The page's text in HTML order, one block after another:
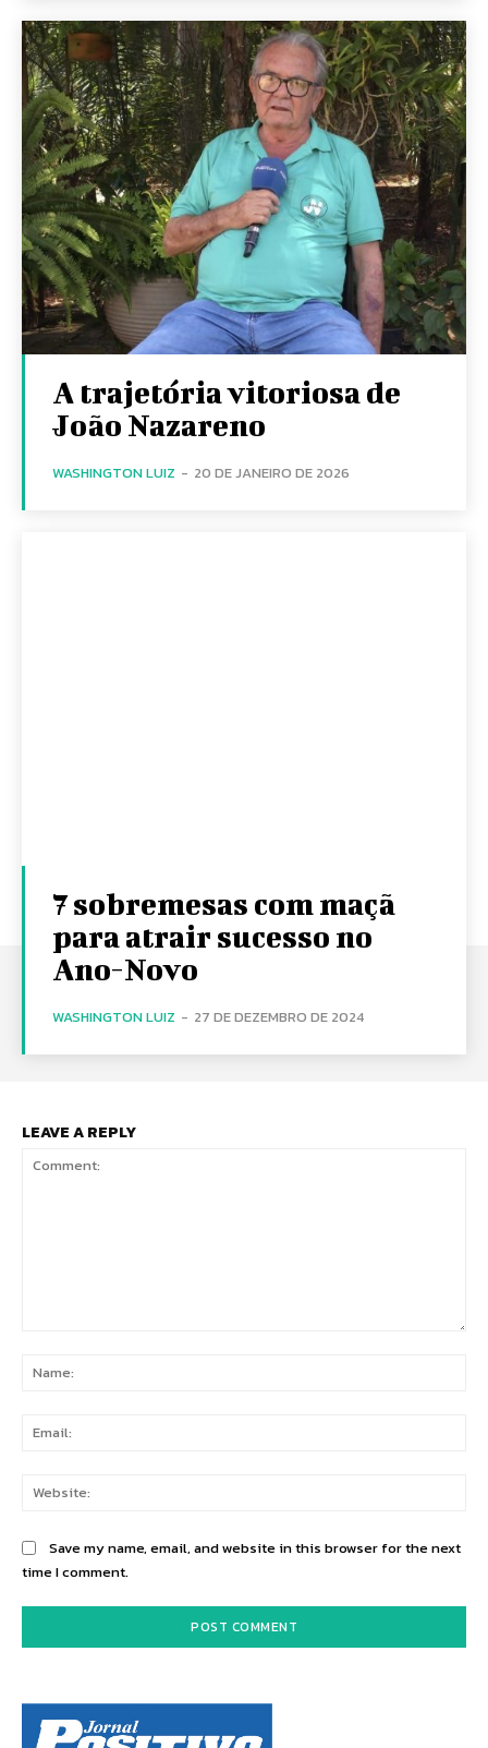
A trajetória vitoriosa de
João Nazareno
WASHINGTON LUIZ - 20 DE JANEIRO DE 2026
7 sobremesas com maçã
para atrair sucesso no
Ano-Novo
WASHINGTON LUIZ - 27 DE DEZEMBRO DE 2024
LEAVE A REPLY
Save my name, email, and website in this browser for the next
time I comment.